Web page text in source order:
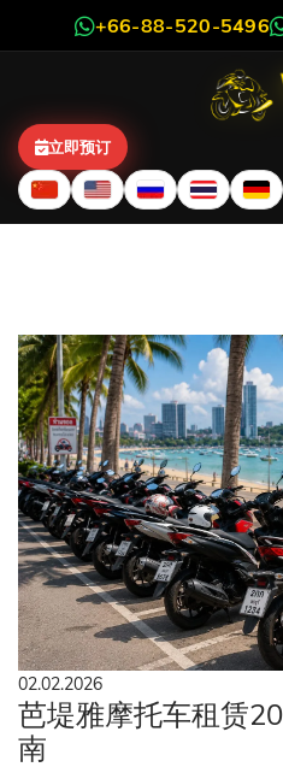
+66-88-520-5496
立即预订
02.02.2026
芭堤雅摩托车租赁
南